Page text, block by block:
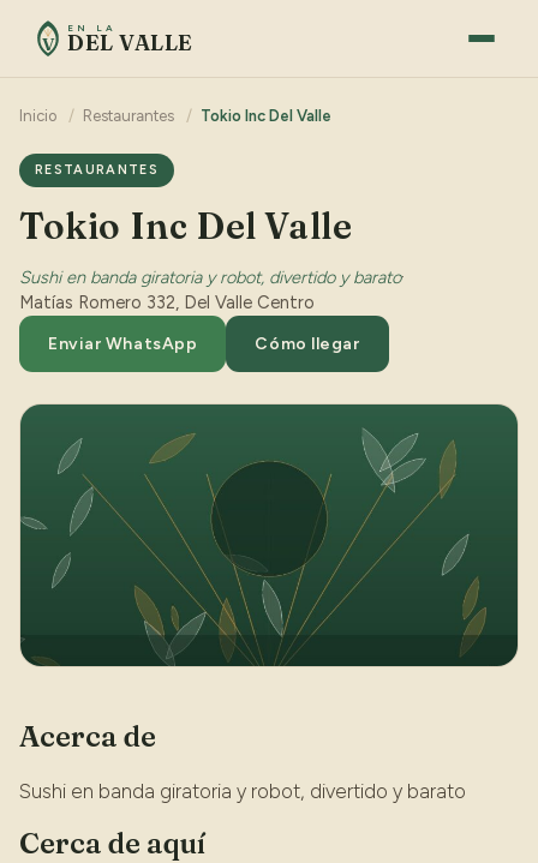
V
EN LA
DEL VALLE
Inicio / Restaurantes / Tokio Inc Del Valle
RESTAURANTES
Tokio Inc Del Valle
Sushi en banda giratoria y robot, divertido y barato·
Matías Romero 332, Del Valle Centro
Enviar WhatsApp Cómo llegar
Acerca de
Sushi en banda giratoria y robot, divertido y barato
Cerca de aquí